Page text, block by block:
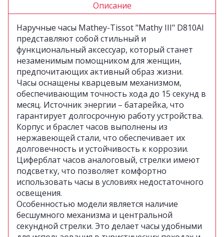
Описание
Наручные часы Mathey-Tissot "Mathy III" D810AI
представляют собой стильный и
функциональный аксессуар, который станет
незаменимым помощником для женщин,
предпочитающих активный образ жизни.
Часы оснащены кварцевым механизмом,
обеспечивающим точность хода до 15 секунд в
месяц. Источник энергии – батарейка, что
гарантирует долгосрочную работу устройства.
Корпус и браслет часов выполнены из
нержавеющей стали, что обеспечивает их
долговечность и устойчивость к коррозии.
Циферблат часов аналоговый, стрелки имеют
подсветку, что позволяет комфортно
использовать часы в условиях недостаточного
освещения.
Особенностью модели является наличие
бесшумного механизма и центральной
секундной стрелки. Это делает часы удобными